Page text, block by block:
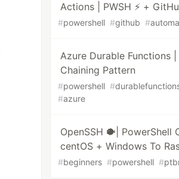
Actions | PWSH ⚡ +
#powershell #github #
Azure Durable Functions |
Chaining Pattern
#powershell #
#azure
OpenSSH 🐡| PowerShell
centOS + Windows To
#beginners #powershell #